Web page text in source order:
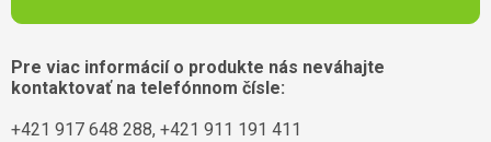
Pre viac informácií o produkte nás neváhajte
kontaktovať na telefónnom čísle:
+421 917 648 288, +421 911 191 411